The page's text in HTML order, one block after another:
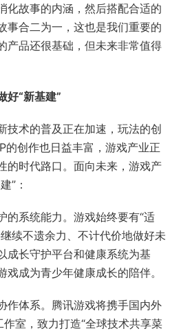
化故事的内涵，然后搭配合适的
事合二为一，这也是我们重要的
产品还很基础，但未来非常值得
好“新基建”
技术的普及正在加速，玩法的创
的创作也日益丰富，游戏产业正
的时代路口。面向未来，游戏产
”：
的系统能力。游戏始终要有“适
续不遗余力、不计代价地做好未
成长守护平台和健康系统为基
成为青少年健康成长的陪伴。
作体系。腾讯游戏将携手国内外
室，致力打造“全球技术共享菜